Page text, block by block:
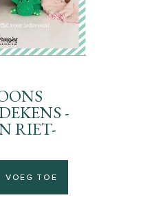
-
RIET-
VOEG TOE